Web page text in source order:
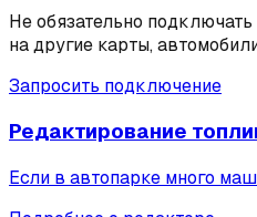
Не обязательно
на другие карты,
Запросить подключение
Редактирование
Если в автопарке много